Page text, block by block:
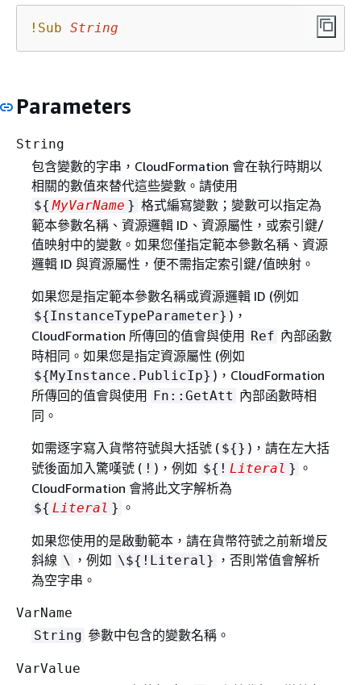
!Sub String
Parameters
String
包含變數的字串，CloudFormation 會在執行時期以
相關的數值來替代這些變數。請使用
${ MyVarName } 格式編寫變數；變數可以指定為
範本參數名稱、資源邏輯 ID、資源屬性，或索引鍵/
值映射中的變數。如果您僅指定範本參數名稱、資源
邏輯 ID 與資源屬性，便不需指定索引鍵/值映射。
如果您是指定範本參數名稱或資源邏輯 ID (例如
${InstanceTypeParameter} )，
CloudFormation 所傳回的值會與使用 Ref 內部函數
時相同。如果您是指定資源屬性 (例如
${MyInstance.PublicIp} )，CloudFormation
所傳回的值會與使用 Fn::GetAtt 內部函數時相
同。
如需逐字寫入貨幣符號與大括號 ( ${} )，請在左大括
號後面加入驚嘆號 ( ! )，例如 ${ ! Literal } 。
CloudFormation 會將此文字解析為
${ Literal } 。
如果您使用的是啟動範本，請在貨幣符號之前新增反
斜線 \ ，例如 \${ !Literal} ，否則常值會解析
為空字串。
VarName
String 參數中包含的變數名稱。
VarValue